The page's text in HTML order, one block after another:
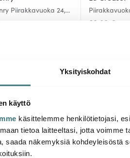
Yksityiskohdat
käyttö
käsittelemme henkilötietojasi,
tietoa laitteeltasi, jotta voimme
saada näkemyksiä kohdeyleisöstä
Piirakkavuoka 24,5
jäljellä
69.00 €
-34%